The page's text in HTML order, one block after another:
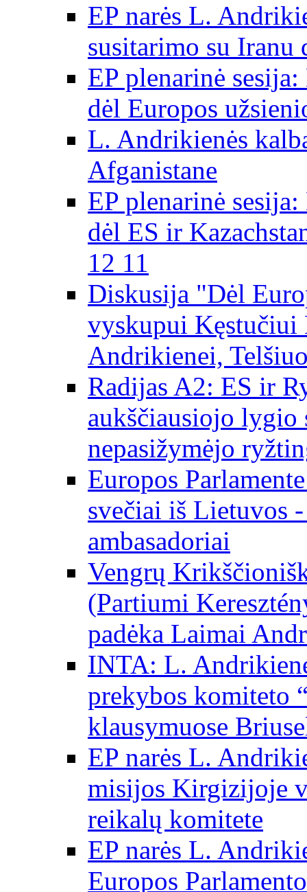
EP narės L.
susitarimo su Iranu
EP plenarinė
dėl Europos
L. Andrikienės
Afganistane
EP plenarinė
dėl ES ir
12 11
Diskusija "Dėl
vyskupui Kęstučiui
Andrikienei,
Radijas A2: ES ir
aukščiausiojo
nepasižymėjo
Europos
svečiai iš Lietuvos
ambasadoriai
Vengrų
(Partiumi
padėka Laimai
INTA: L.
prekybos komiteto
klausymuose
EP narės L.
misijos Kirgizijoje
reikalų komitete
EP narės L.
Europos